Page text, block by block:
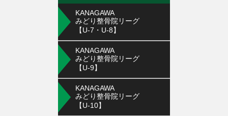
KANAGAWA
みどり整骨院リーグ
【U-7・U-8】
KANAGAWA
みどり整骨院リーグ
【U-9】
KANAGAWA
みどり整骨院リーグ
【U-10】